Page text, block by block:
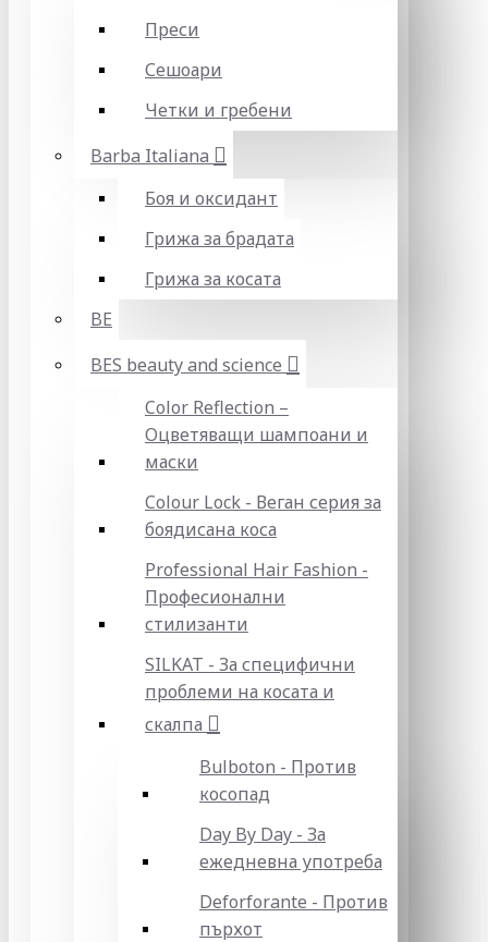
Преси
Сешоари
Четки и гребени
Barba Italiana
Боя и оксидант
Грижа за брадата
Грижа за косата
BE
BES beauty and science
Color Reflection –
Оцветяващи шампоани и
маски
Colour Lock - Веган серия за
боядисана коса
Professional Hair Fashion -
Професионални
стилизанти
SILKAT - За специфични
проблеми на косата и
скалпа
Bulboton - Против
косопад
Day By Day - За
ежедневна употреба
Deforforante - Против
пърхот